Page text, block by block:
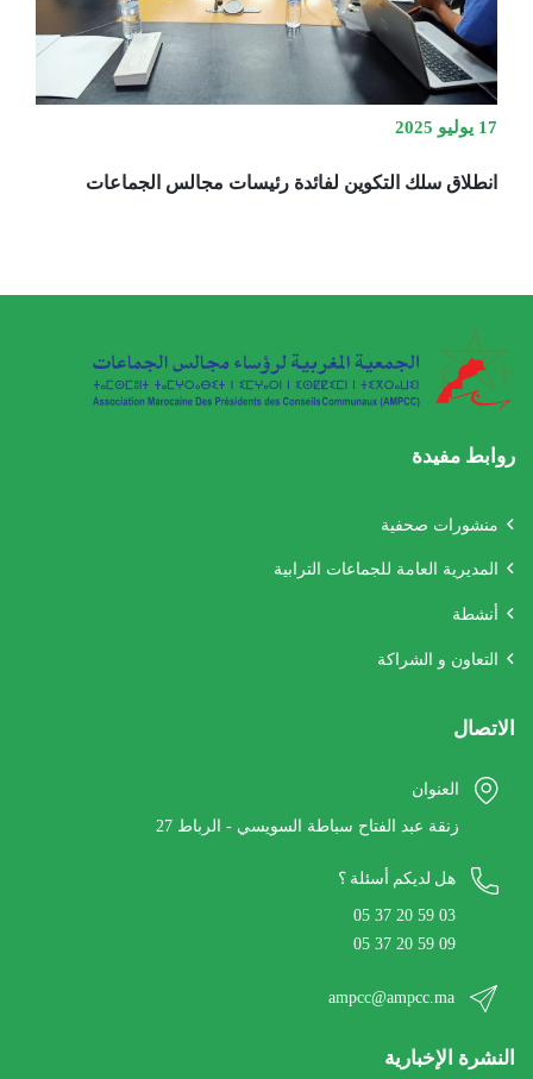
17 يوليو 2025
انطلاق سلك التكوين لفائدة رئيسات مجالس الجماعات
روابط مفيدة
منشورات صحفية
المديرية العامة للجماعات الترابية
أنشطة
التعاون و الشراكة
الاتصال
العنوان
27 زنقة عبد الفتاح سباطة السويسي - الرباط
هل لديكم أسئلة ؟
05 37 20 59 03
05 37 20 59 09
ampcc@ampcc.ma
النشرة الإخبارية